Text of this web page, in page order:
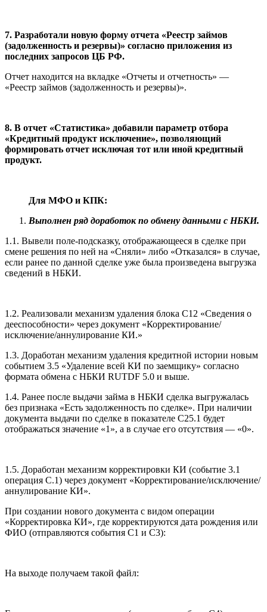
7. Разработали новую форму отчета «Реестр займов
(задолженность и резервы)» согласно приложения из
последних запросов ЦБ РФ.
Отчет находится на вкладке «Отчеты и отчетность» —
«Реестр займов (задолженность и резервы)».
8. В отчет «Статистика» добавили параметр отбора
«Кредитный продукт исключение», позволяющий
формировать отчет исключая тот или иной кредитный
продукт.
Для МФО и КПК:
Выполнен ряд доработок по обмену данными с НБКИ.
1.1. Вывели поле-подсказку, отображающееся в сделке при
смене решения по ней на «Сняли» либо «Отказался» в случае,
если ранее по данной сделке уже была произведена выгрузка
сведений в НБКИ.
1.2. Реализовали механизм удаления блока С12 «Сведения о
дееспособности» через документ «Корректирование/
исключение/аннулирование КИ.»
1.3. Доработан механизм удаления кредитной истории новым
событием 3.5 «Удаление всей КИ по заемщику» согласно
формата обмена с НБКИ RUTDF 5.0 и выше.
1.4. Ранее после выдачи займа в НБКИ сделка выгружалась
без признака «Есть задолженность по сделке». При наличии
документа выдачи по сделке в показателе С25.1 будет
отображаться значение «1», а в случае его отсутствия — «0».
1.5. Доработан механизм корректировки КИ (событие 3.1
операция С.1) через документ «Корректирование/исключение/
аннулирование КИ».
При создании нового документа с видом операции
«Корректировка КИ», где корректируются дата рождения или
ФИО (отправляются события С1 и С3):
На выходе получаем такой файл: